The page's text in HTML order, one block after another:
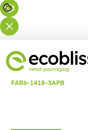
Du er her: Forside
FAB6-1418-3APB